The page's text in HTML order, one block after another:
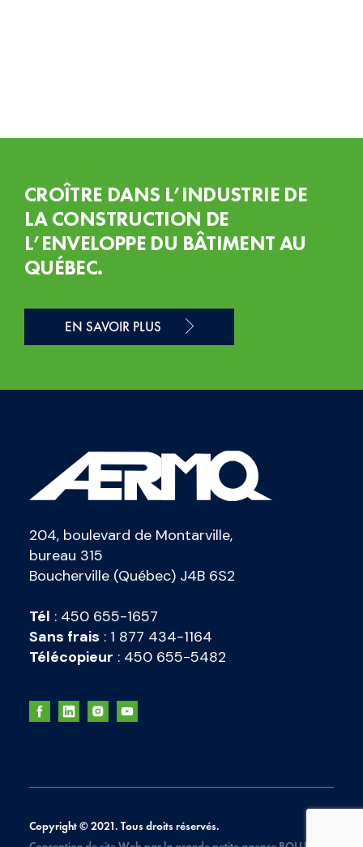
CROÎTRE DANS L’INDUSTRIE DE
LA CONSTRUCTION DE
L’ENVELOPPE DU BÂTIMENT AU
QUÉBEC.
EN SAVOIR PLUS
204, boulevard de Montarville,
bureau 315
Boucherville (Québec) J4B 6S2
Tél : 450 655-1657
Sans frais : 1 877 434-1164
Télécopieur : 450 655-5482
Copyright © 2021. Tous droits réservés.